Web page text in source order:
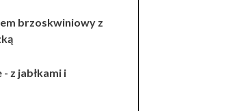
brzoskwiniowy z
z jabłkami i